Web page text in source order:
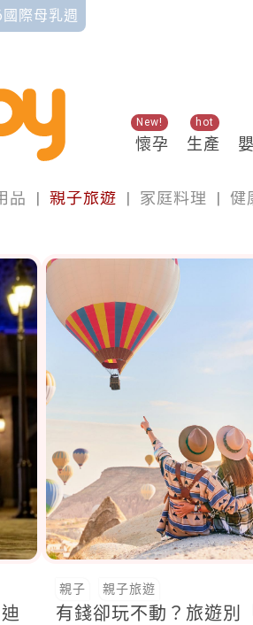
際母乳週
懷孕
New!
生產
hot
親子
品 | 親子旅遊 | 家庭料理 | 健
親子 親子旅遊
有錢卻玩不動？旅遊別